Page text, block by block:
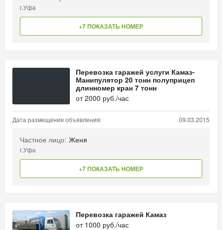
г.Уфа
+7 ПОКАЗАТЬ НОМЕР
Перевозка гаражей услуги Камаз-
Манипулятор 20 тонн полуприцеп
длинномер кран 7 тонн
от2000 руб./час
Дата размещения объявления: 09.03.2015
Частное лицо: Женя
г.Уфа
+7 ПОКАЗАТЬ НОМЕР
Перевозка гаражей Камаз
от 1000 руб./час